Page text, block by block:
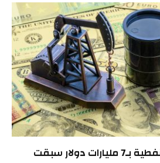
تحقيقات في رهانات نفطية بـ7 مليارات دولار سبقت